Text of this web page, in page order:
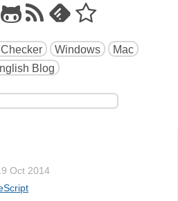
Windows
Mac
Blog
Oct 2014